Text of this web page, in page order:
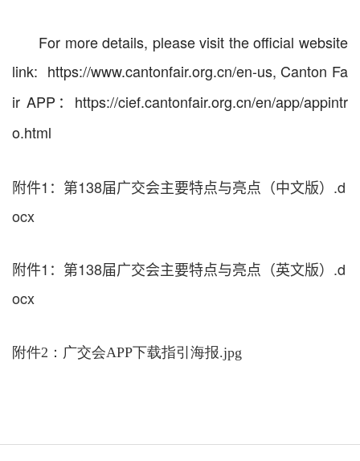
For more details, please visit the official website
link: https://www.cantonfair.org.cn/en-us, Canton Fa
ir APP：https://cief.cantonfair.org.cn/en/app/appintr
o.html
附件1：第138届广交会主要特点与亮点（中文版）.d
ocx
附件1：第138届广交会主要特点与亮点（英文版）.d
ocx
附件2：广交会APP下载指引海报.jpg